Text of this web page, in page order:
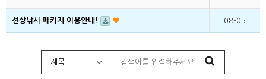
선상낚시 패키지 이용안내! 08-05